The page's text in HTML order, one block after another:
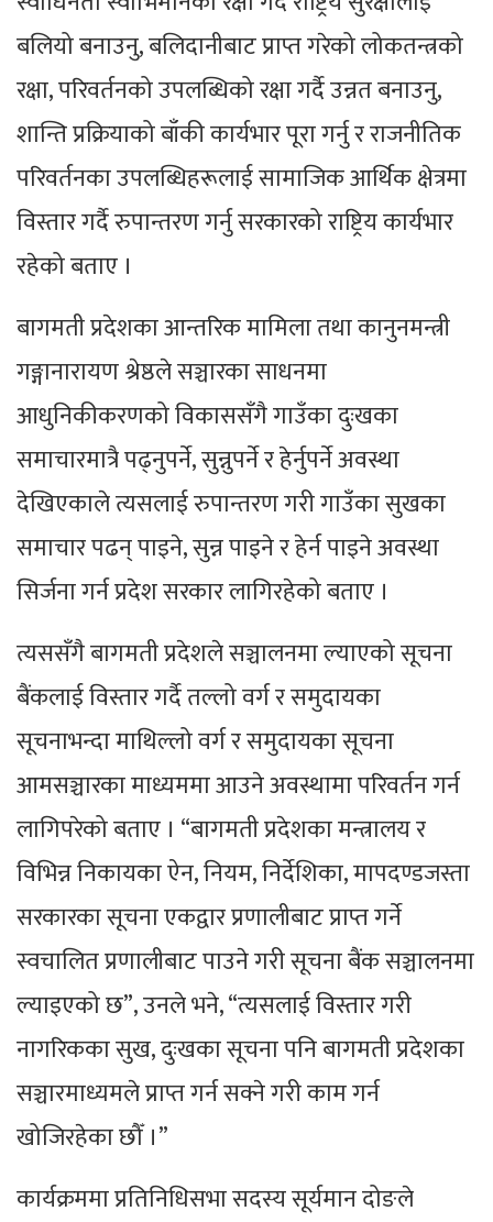
बलियो बनाउनु, बलिदानीबाट प्राप्त गरेको लोकतन्त्रको
रक्षा, परिवर्तनको उपलब्धिको रक्षा गर्दै उन्नत बनाउनु,
शान्ति प्रक्रियाको बाँकी कार्यभार पूरा गर्नु र राजनीतिक
परिवर्तनका उपलब्धिहरूलाई सामाजिक आर्थिक क्षेत्रमा
विस्तार गर्दै रुपान्तरण गर्नु सरकारको राष्ट्रिय कार्यभार
रहेको बताए ।
बागमती प्रदेशका आन्तरिक मामिला तथा कानुनमन्त्री
गङ्गानारायण श्रेष्ठले सञ्चारका साधनमा
आधुनिकीकरणको विकाससँगै गाउँका दुःखका
समाचारमात्रै पढ्नुपर्ने, सुन्नुपर्ने र हेर्नुपर्ने अवस्था
देखिएकाले त्यसलाई रुपान्तरण गरी गाउँका सुखका
समाचार पढन् पाइने, सुन्न पाइने र हेर्न पाइने अवस्था
सिर्जना गर्न प्रदेश सरकार लागिरहेको बताए ।
त्यससँगै बागमती प्रदेशले सञ्चालनमा ल्याएको सूचना
बैंकलाई विस्तार गर्दै तल्लो वर्ग र समुदायका
सूचनाभन्दा माथिल्लो वर्ग र समुदायका सूचना
आमसञ्चारका माध्यममा आउने अवस्थामा परिवर्तन गर्न
लागिपरेको बताए । “बागमती प्रदेशका मन्त्रालय र
विभिन्न निकायका ऐन, नियम, निर्देशिका, मापदण्डजस्ता
सरकारका सूचना एकद्वार प्रणालीबाट प्राप्त गर्ने
स्वचालित प्रणालीबाट पाउने गरी सूचना बैंक सञ्चालनमा
ल्याइएको छ”, उनले भने, “त्यसलाई विस्तार गरी
नागरिकका सुख, दुःखका सूचना पनि बागमती प्रदेशका
सञ्चारमाध्यमले प्राप्त गर्न सक्ने गरी काम गर्न
खोजिरहेका छौँ ।”
कार्यक्रममा प्रतिनिधिसभा सदस्य सूर्यमान दोङले